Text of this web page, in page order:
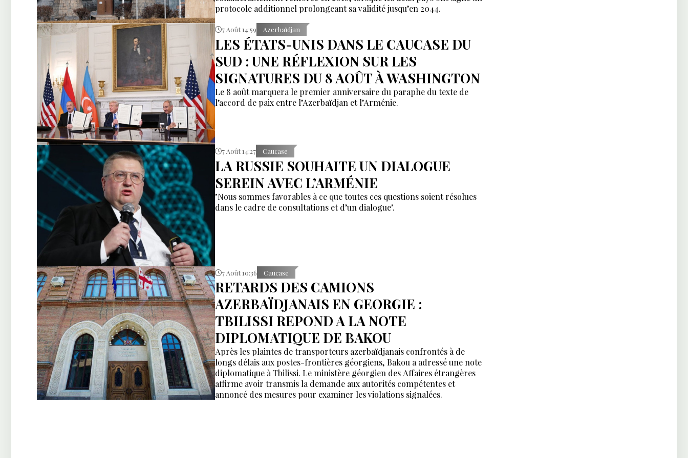
protocole additionnel prolongeant sa validité jusqu’en 2044.
7 Août 14:59 Azerbaïdjan
LES ÉTATS-UNIS DANS LE CAUCASE DU
SUD : UNE RÉFLEXION SUR LES
SIGNATURES DU 8 AOÛT À WASHINGTON
Le 8 août marquera le premier anniversaire du paraphe du texte de
l’accord de paix entre l’Azerbaïdjan et l’Arménie.
7 Août 14:27 Caucase
LA RUSSIE SOUHAITE UN DIALOGUE
SEREIN AVEC L’ARMÉNIE
"Nous sommes favorables à ce que toutes ces questions soient résolues
dans le cadre de consultations et d’un dialogue".
7 Août 10:36 Caucase
RETARDS DES CAMIONS
AZERBAÏDJANAIS EN GEORGIE :
TBILISSI REPOND A LA NOTE
DIPLOMATIQUE DE BAKOU
Après les plaintes de transporteurs azerbaïdjanais confrontés à de
longs délais aux postes-frontières géorgiens, Bakou a adressé une note
diplomatique à Tbilissi. Le ministère géorgien des Affaires étrangères
affirme avoir transmis la demande aux autorités compétentes et
annoncé des mesures pour examiner les violations signalées.